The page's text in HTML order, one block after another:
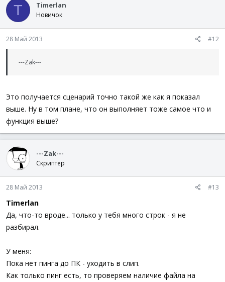
T Timerlan
Новичок
28 Май 2013 #12
---Zak---
Это получается сценарий точно такой же как я показал
выше. Ну в том плане, что он выполняет тоже самое что и
функция выше?
---Zak---
Скриптер
28 Май 2013 #13
Timerlan
Да, что-то вроде... только у тебя много строк - я не
разбирал.
У меня:
Пока нет пинга до ПК - уходить в слип.
Как только пинг есть, то проверяем наличие файла на